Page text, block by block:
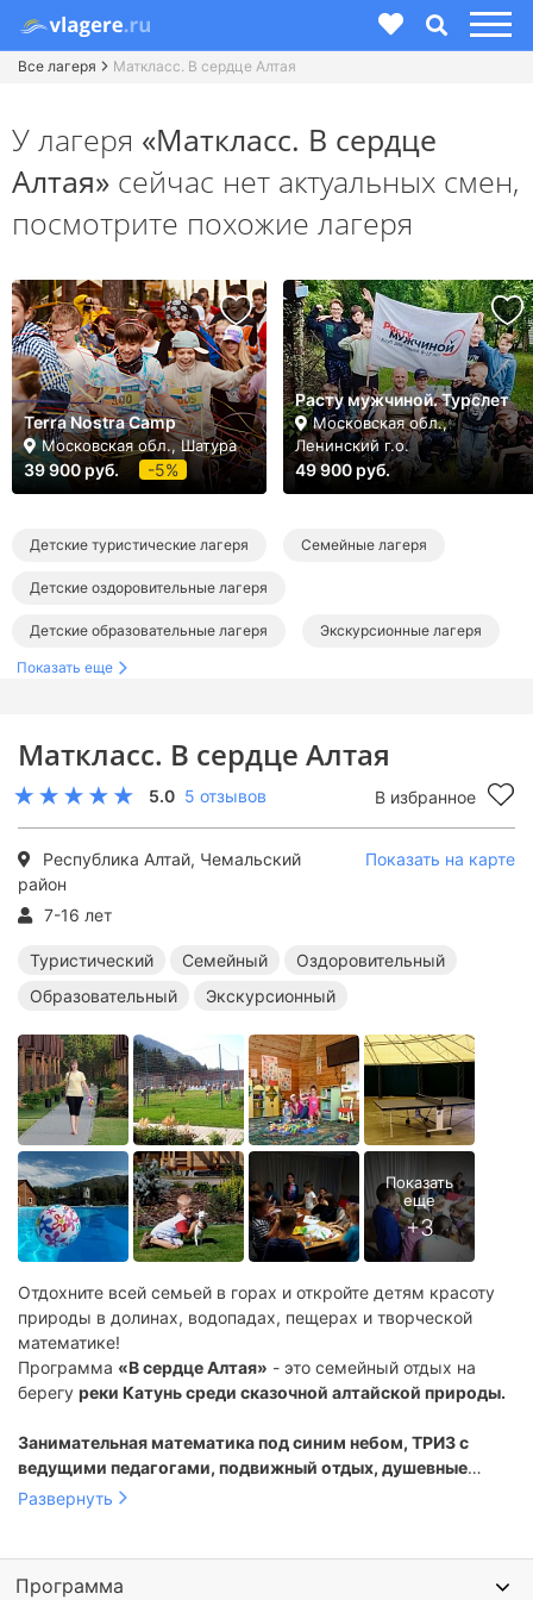
Все лагеря Маткласс. В сердце Алтая
Маткласс. В сердце Алтая
5.0 5 отзывов В избранное
Республика Алтай, Чемальский
район
Показать на карте
7-16 лет
Туристический Семейный
Оздоровительный
Образовательный
Экскурсионный
Отдохните всей семьей в горах и откройте детям красоту
природы в долинах, водопадах, пещерах и творческой
математике!
Программа «В сердце Алтая» - это семейный отдых на
берегу реки Катунь среди сказочной алтайской природы.
Занимательная математика под синим небом, ТРИЗ с
ведущими педагогами, подвижный отдых, душевные
беседы у костра.
детокс от гаджетов и душевную перезагрузку.
Развернуть
Программа
У лагеря «Маткласс. В сердце
Алтая» сейчас нет актуальных смен,
посмотрите похожие лагеря
Terra Nostra Camp
Московская обл., Шатура
39 900 руб. -5%
Расту мужчиной. Турслет
Московская обл.,
Ленинский г.о.
49 900 руб.
Детские туристические лагеря Семейные лагеря
Детские оздоровительные лагеря
Детские образовательные лагеря Экскурсионные лагеря
Лагеря в республике Алтай
Показать еще